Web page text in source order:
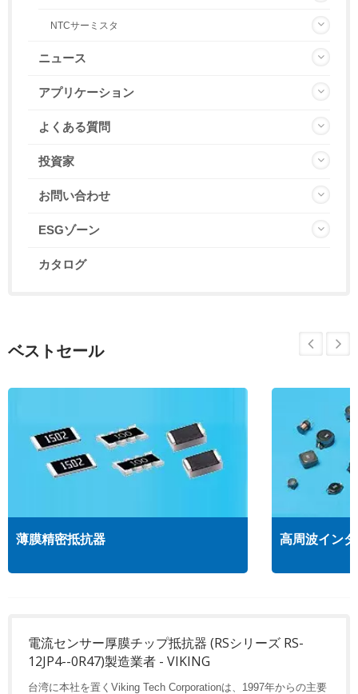
NTCサーミスタ
ニュース
アプリケーション
よくある質問
投資家
お問い合わせ
ESGゾーン
カタログ
ベストセール
薄膜精密抵抗器 高周波イン
電流センサー厚膜チップ抵抗器 (RSシリーズ RS-
12JP4--0R47)製造業者 - VIKING
台湾に本社を置くViking Tech Corporationは、1997年からの主要